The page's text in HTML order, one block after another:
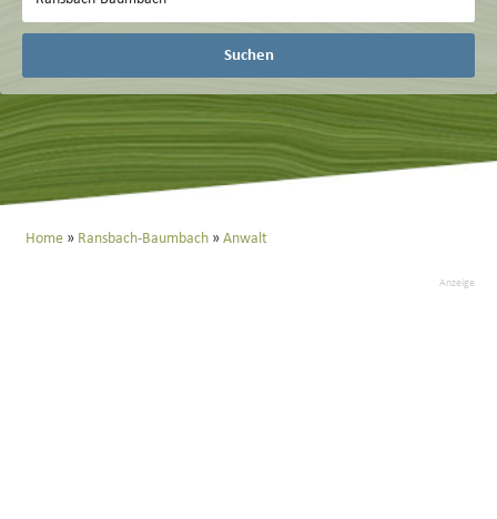
Suchen
Home Ransbach-Baumbach Anwalt
Anzeige